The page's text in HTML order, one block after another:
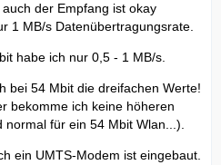
der Empfang ist okay
1 MB/s Datenübertragungsrate.
habe ich nur 0,5 - 1 MB/s.
bei 54 Mbit die dreifachen Werte!
bekomme ich keine höheren
für ein 54 Mbit Wlan...).
ein UMTS-Modem ist eingebaut.